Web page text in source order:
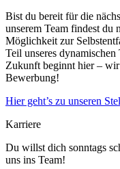
Bist du bereit für die
unserem Team findest du
Möglichkeit zur
Teil unseres dynamischen
Zukunft beginnt hier – wir
Bewerbung!
Hier geht’s zu unseren
Karriere
Du willst dich sonntags
uns ins Team!